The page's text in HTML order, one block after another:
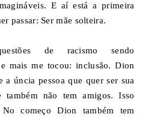
E aí está a primeira
passar: Ser mãe solteira.
de racismo sendo
mais me tocou: inclusão. Dion
a úncia pessoa que quer ser sua
não tem amigos. Isso
começo Dion também tem